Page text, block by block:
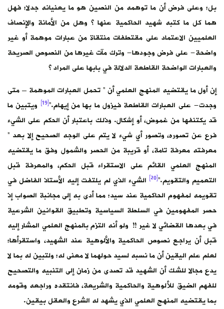
بل؛ وعلى فرض أن ما توهمه من النصين هو ما يعنيانه جدلا؛ فهل
هما كل ما كتبه شهيد الحاكمية عنها ؟ وهل من الأمانة والإنصاف
العلميين الاعتماد على مقتطفات منتقاة من عبارات موهمة أو غير
واضحة- على فرض وجودها- وترك مآت غيرها من النصوص الصريحة
والعبارات الواضحة القاطعة الدلالة في بابها على المراد ؟
إن أول ما يقتضيه المنهج العلمي أن ” تحمل العبارات الموهمة – متى
وجدت- على العبارات القاطعة فيزول ما بها من إيهام.”[19]
ويتبين ما
قد يكتنفها من غموض، أو إشكال. وذلك باعتبار أن الحكم على الشيء
فرع عن تصوره، وتصور أي شيء لا يتم على الوجه الصحيح إلا بعد ”
معرفته معرفة تامة، أو قريبة من الحصر والشمول وفق ما يقتضيه
المنهج العلمي القائم على الاستقراء قبل الحكم، والمعرفة قبل
التعميم والتقويم.”[20]
الشيء الذي لم يلتفت إليه الأستاذ الفاضل في
تقويمه لمفهوم الحاكمية عند سيد؛ مما أدى به إلى مجانبة الصواب إذ
حصر المفهومين في السلطة السياسية وتطبيق القوانين الشرعية
في بعدها القضائي لا غير !! ولو أنه التزم بالمنهج العلمي المشار إليه
قبل أن يراجع نصوص الحاكمية والألوهية عند الشهيد، واستقرأها؛
لعلم علم اليقين أن ما نسبه لسيد حولهما لا معنى له؛ ولتبين له بما لا
يدع مجالا للشك أن الشهيد قد تصدى من زمان إلى التنبيه والتصحيح
للفهم الضيق للألوهية والحاكمية والشريعة، فانتقده وراجعه وقومه
بما يقتضيه المنهج العلمي الذي يشهد له الشرع والعقل بيقين.